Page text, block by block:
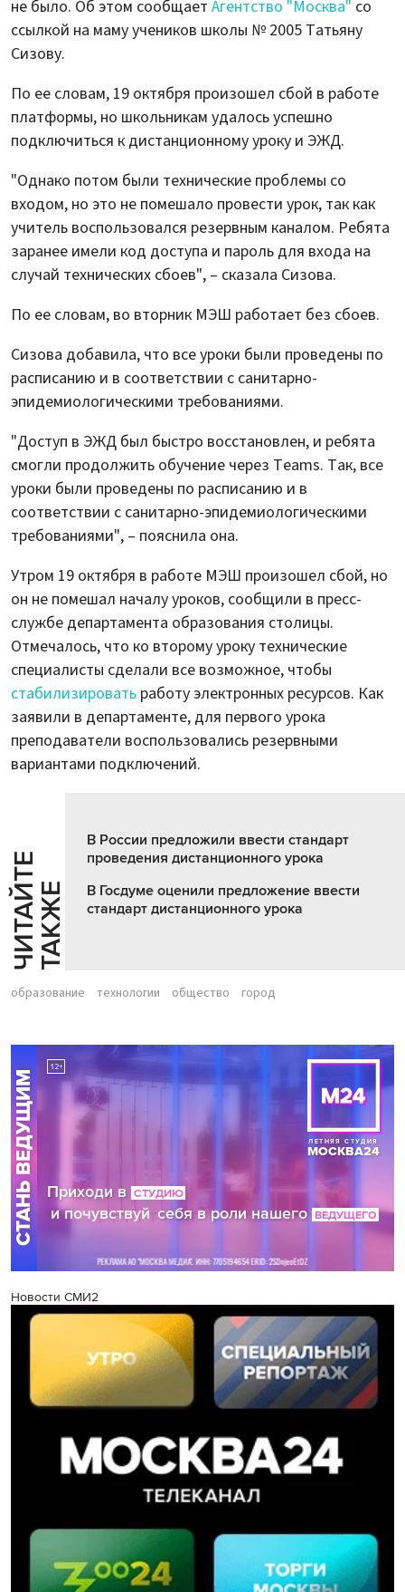
не было. Об этом сообщает Агентство "Москва" со
ссылкой на маму учеников школы № 2005 Татьяну
Сизову.
По ее словам, 19 октября произошел сбой в работе
платформы, но школьникам удалось успешно
подключиться к дистанционному уроку и ЭЖД.
"Однако потом были технические проблемы со
входом, но это не помешало провести урок, так как
учитель воспользовался резервным каналом. Ребята
заранее имели код доступа и пароль для входа на
случай технических сбоев", – сказала Сизова.
По ее словам, во вторник МЭШ работает без сбоев.
Сизова добавила, что все уроки были проведены по
расписанию и в соответствии с санитарно-
эпидемиологическими требованиями.
"Доступ в ЭЖД был быстро восстановлен, и ребята
смогли продолжить обучение через Teams. Так, все
уроки были проведены по расписанию и в
соответствии с санитарно-эпидемиологическими
требованиями", – пояснила она.
Утром 19 октября в работе МЭШ произошел сбой, но
он не помешал началу уроков, сообщили в пресс-
службе департамента образования столицы.
Отмечалось, что ко второму уроку технические
специалисты сделали все возможное, чтобы
стабилизировать работу электронных ресурсов. Как
заявили в департаменте, для первого урока
преподаватели воспользовались резервными
вариантами подключений.
Ч
И
Т
АЙ
Т
Е
Т
А
К
ЖЕ
В России предложили ввести стандарт
проведения дистанционного урока
В Госдуме оценили предложение ввести
стандарт дистанционного урока
образование технологии общество город
Новости СМИ2